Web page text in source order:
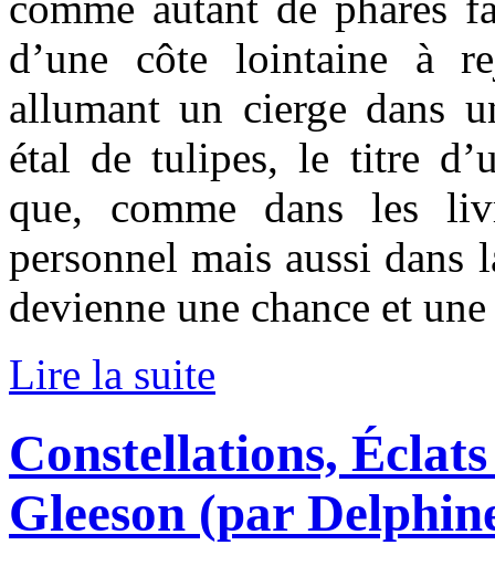
d’une côte lointaine à
allumant un cierge dans
étal de tulipes, le titre
que, comme dans les
personnel mais aussi
devienne une chance et
Lire la suite
Constellations,
Gleeson (par